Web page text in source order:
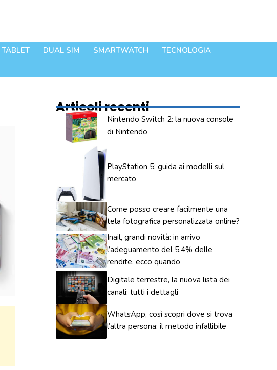
TABLET DUAL SIM SMARTWATCH
TECNOLOGIA
Articoli recenti
Nintendo Switch 2: la nuova console
di Nintendo
PlayStation 5: guida ai modelli sul
mercato
Come posso creare facilmente una
tela fotografica personalizzata online?
Inail, grandi novità: in arrivo
l’adeguamento del 5,4% delle
rendite, ecco quando
Digitale terrestre, la nuova lista dei
canali: tutti i dettagli
WhatsApp, così scopri dove si trova
l’altra persona: il metodo infallibile